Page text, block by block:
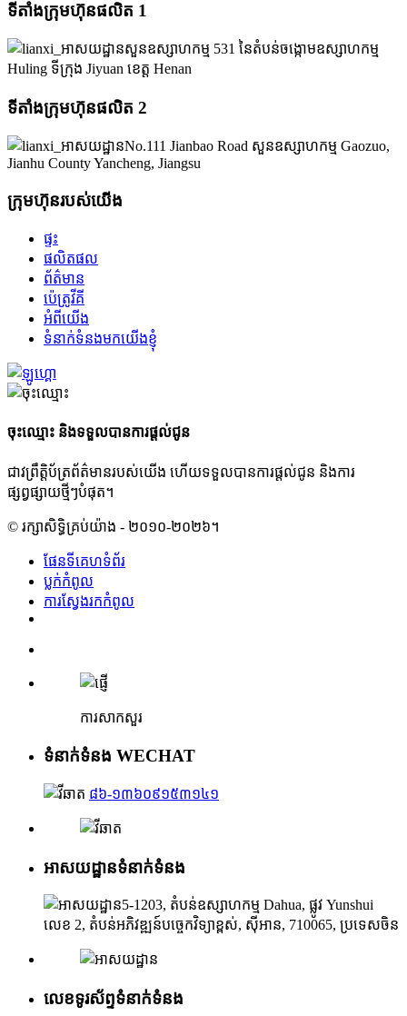
ទីតាំងក្រុមហ៊ុនផលិត 1
សួនឧស្សាហកម្ម 531 នៃតំបន់ចង្កោមឧស្សាហកម្ម
Huling ទីក្រុង Jiyuan ខេត្ត Henan
ទីតាំងក្រុមហ៊ុនផលិត 2
No.111 Jianbao Road សួនឧស្សាហកម្ម Gaozuo,
Jianhu County Yancheng, Jiangsu
ក្រុមហ៊ុនរបស់យើង
ផ្ទះ
ផលិតផល
ព័ត៌មាន
ប៉េត្រូវីគី
អំពីយើង
ទំនាក់ទំនងមកយើងខ្ញុំ
ចុះឈ្មោះ និងទទួលបានការផ្តល់ជូន
ជាវព្រឹត្តិប័ត្រព័ត៌មានរបស់យើង ហើយទទួលបានការផ្តល់ជូន និងការ
ផ្សព្វផ្សាយថ្មីៗបំផុត។
© រក្សាសិទ្ធិគ្រប់យ៉ាង - ២០១០-២០២៦។
ផែនទីគេហទំព័រ
ប្លក់​កំពូល
ការស្វែងរកកំពូល
ការសាកសួរ
ទំនាក់ទំនង WECHAT
៨៦-១៣៦០៩១៥៣១៤១
អាសយដ្ឋានទំនាក់ទំនង
5-1203, តំបន់ឧស្សាហកម្ម Dahua, ផ្លូវ Yunshui
លេខ 2, តំបន់អភិវឌ្ឍន៍បច្ចេកវិទ្យាខ្ពស់, ស៊ីអាន, 710065, ប្រទេសចិន
លេខទូរស័ព្ទទំនាក់ទំនង